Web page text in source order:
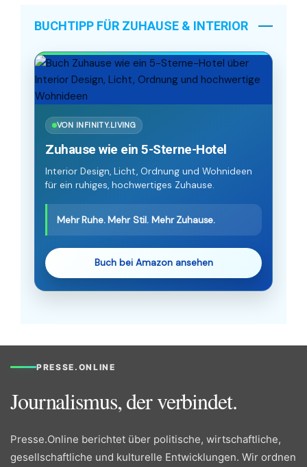
BUCHTIPP FÜR ZUHAUSE & INTERIOR
VON INFINITY.LIVING
Zuhause wie ein 5-Sterne-Hotel
Interior Design, Licht, Ordnung und Wohnideen
für ein ruhiges, hochwertiges Zuhause.
Mehr Ruhe. Mehr Stil. Mehr Zuhause.
Buch bei Amazon ansehen
PRESSE.ONLINE
Journalismus, der verbindet.
Presse.Online berichtet über politische, wirtschaftliche,
gesellschaftliche und kulturelle Entwicklungen. Wir ordnen